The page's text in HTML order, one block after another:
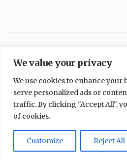
We value your privacy
We use cookies to enhance
serve personalized ads or
traffic. By clicking "Accept All",
of cookies.
Customize Reject All
Copyright © 2026Ezüst-Híd.
Developed By